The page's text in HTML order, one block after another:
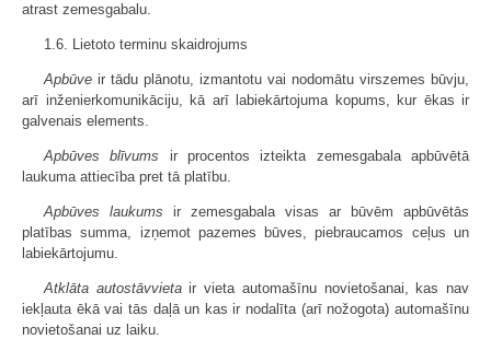
atrast zemesgabalu.
1.6. Lietoto terminu skaidrojums
Apbūve ir tādu plānotu, izmantotu vai nodomātu virszemes būvju,
arī inženierkomunikāciju, kā arī labiekārtojuma kopums, kur ēkas ir
galvenais elements.
Apbūves blīvums ir procentos izteikta zemesgabala apbūvētā
laukuma attiecība pret tā platību.
Apbūves laukums ir zemesgabala visas ar būvēm apbūvētās
platības summa, izņemot pazemes būves, piebraucamos ceļus un
labiekārtojumu.
Atklāta autostāvvietair vieta automašīnu novietošanai, kas nav
iekļauta ēkā vai tās daļā un kas ir nodalīta (arī nožogota) automašīnu
novietošanai uz laiku.